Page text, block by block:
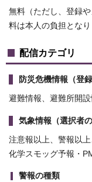
無料（ただし、登録
料は本人の負担となり
配信カテゴリ
防災危機情報（登
避難情報、避難所開
気象情報（選択者の
注意報以上、警報以
化学スモッグ予報・
警報の種類